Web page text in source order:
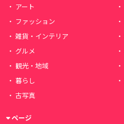
アート
ファッション
雑貨・インテリア
グルメ
観光・地域
暮らし
古写真
ページ